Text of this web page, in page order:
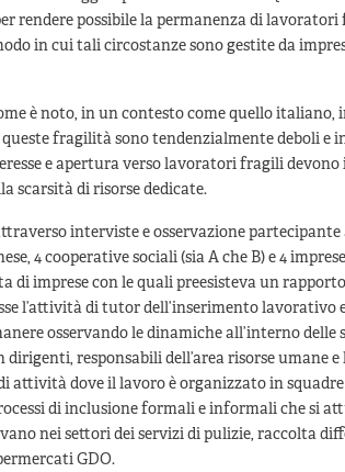
rendere possibile la permanenza di
in cui tali circostanze sono gestite da
è noto, in un contesto come quello
fragilità sono tendenzialmente deboli e
e apertura verso lavoratori fragili
scarsità di risorse dedicate.
interviste e osservazione partecipante
4 cooperative sociali (sia A che B) e 4
di imprese con le quali preesisteva un
l’attività di tutor dell’inserimento lavorativo
osservando le dinamiche all’interno delle
dirigenti, responsabili dell’area risorse umane
attività dove il lavoro è organizzato in
di inclusione formali e informali che si
nei settori dei servizi di pulizie, raccolta
GDO.